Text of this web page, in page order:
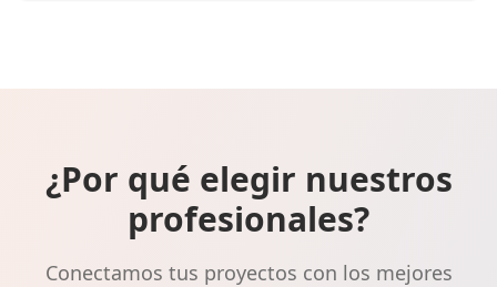
¿Por qué elegir nuestros
profesionales?
Conectamos tus proyectos con los mejores